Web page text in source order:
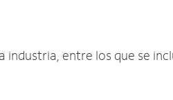
industria, entre los que se